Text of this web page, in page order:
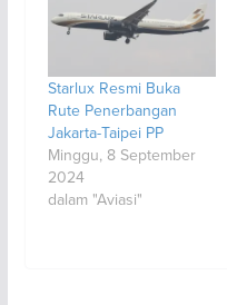
Starlux Resmi Buka
Rute Penerbangan
Jakarta-Taipei PP
Minggu, 8 September
2024
dalam "Aviasi"